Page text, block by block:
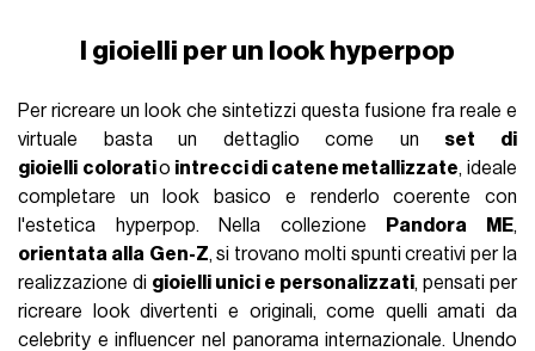
I gioielli per un look hyperpop
Per ricreare un look che sintetizzi questa fusione fra reale e
virtuale basta un dettaglio come un set di
gioielli coloratio intrecci di catene metallizzate, ideale
completare un look basico e renderlo coerente con
l'estetica hyperpop. Nella collezione
Pandora ME,
orientata alla Gen-Z, si trovano molti spunti creativi per la
realizzazione di gioielli unici e personalizzati, pensati per
ricreare look divertenti e originali, come quelli amati da
celebrity e influencer nel panorama internazionale. Unendo